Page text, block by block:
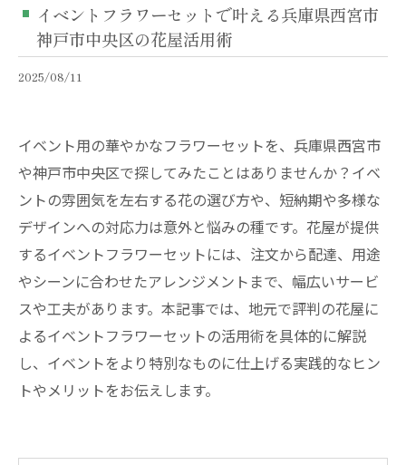
イベントフラワーセットで叶える兵庫県西宮市
神戸市中央区の花屋活用術
2025/08/11
イベント用の華やかなフラワーセットを、兵庫県西宮市
や神戸市中央区で探してみたことはありませんか？イベ
ントの雰囲気を左右する花の選び方や、短納期や多様な
デザインへの対応力は意外と悩みの種です。花屋が提供
するイベントフラワーセットには、注文から配達、用途
やシーンに合わせたアレンジメントまで、幅広いサービ
スや工夫があります。本記事では、地元で評判の花屋に
よるイベントフラワーセットの活用術を具体的に解説
し、イベントをより特別なものに仕上げる実践的なヒン
トやメリットをお伝えします。